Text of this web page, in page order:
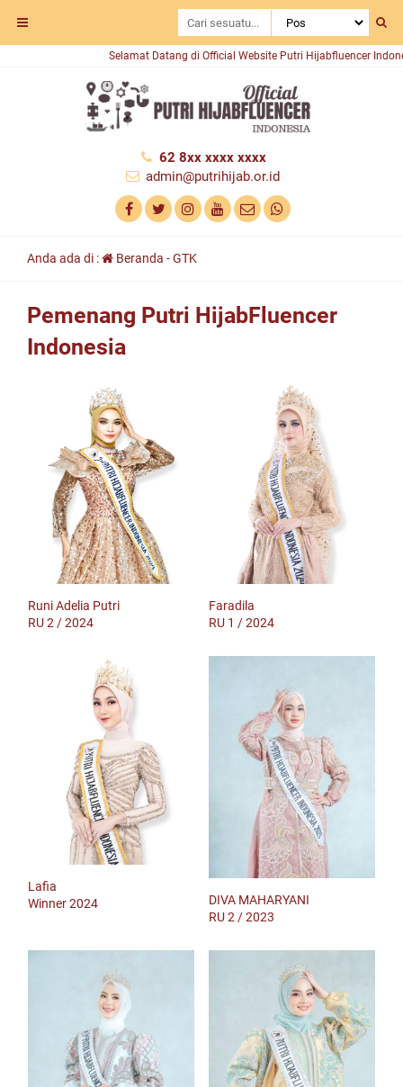
Selamat Datang di Official Website Putri Hijabfluencer Indonesia
62 8xx xxxx xxxx
admin@putrihijab.or.id
Anda ada di : Beranda -GTK
Pemenang Putri HijabFluencer
Indonesia
Runi Adelia Putri
RU 2 / 2024
Faradila
RU 1 / 2024
Lafia
Winner 2024
DIVA MAHARYANI
RU 2 / 2023